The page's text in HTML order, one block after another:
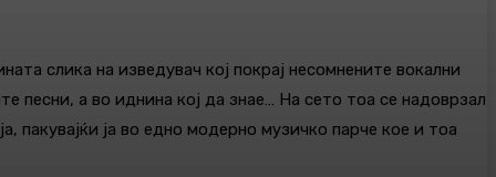
слика на изведувач кој покрај несомнените вокални
песни, а во иднина кој да знае… На сето тоа се надоврзал
пакувајќи ја во едно модерно музичко парче кое и тоа